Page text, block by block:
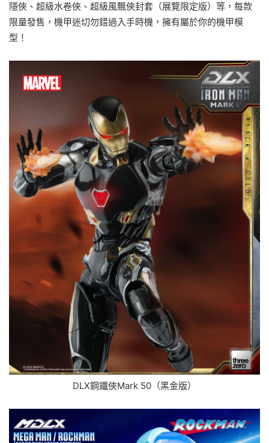
隱俠、超級水卷俠、超級風飄俠封套（展覽限定版）等，每款
限量發售，機甲迷切勿錯過入手時機，擁有屬於你的機甲模
型！
DLX鋼鐵俠Mark 50（黑金版）